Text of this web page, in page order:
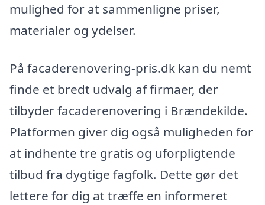
mulighed for at sammenligne priser,
materialer og ydelser.
På facaderenovering-pris.dk kan du nemt
finde et bredt udvalg af firmaer, der
tilbyder facaderenovering i Brændekilde.
Platformen giver dig også muligheden for
at indhente tre gratis og uforpligtende
tilbud fra dygtige fagfolk. Dette gør det
lettere for dig at træffe en informeret